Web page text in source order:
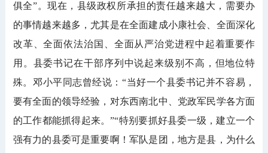
俱全”。现在，县级政权所承担的责任越来越大，需要办
的事情越来越多，尤其是在全面建成小康社会、全面深化
改革、全面依法治国、全面从严治党进程中起着重要作
用。县委书记在干部序列中说起来级别不高，但地位特
殊。邓小平同志曾经说：“当好一个县委书记并不容易，
要有全面的领导经验，对东西南北中、党政军民学各方面
的工作都能抓得起来。”“特别要抓好县委一级，建立一个
强有力的县委可是重要啊！军队是团，地方是县，为什么